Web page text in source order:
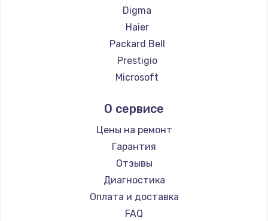
Ремонт ноутбуков ZTE
Ремонт ноутбуков Hiper
Ремонт ноутбуков Evga
Ремонт ноутбуков Google
Ремонт ноутбуков Echips
Ремонт ноутбуков Predator
Ремонт ноутбуков iru
Ремонт ноутбуков Machenike
Ремонт ноутбуков DEXP
Ремонт ноутбуков Teclast
Ремонт ноутбуков CHUWI
Ремонт ноутбуков Colorful
Digma
Haier
Packard Bell
Prestigio
Microsoft
Aquarius
Gigabyte
Aorus
Maibenben
Getac
Epson
Philips
О сервисе
Цены на ремонт
Гарантия
Отзывы
Диагностика
Оплата и доставка
FAQ